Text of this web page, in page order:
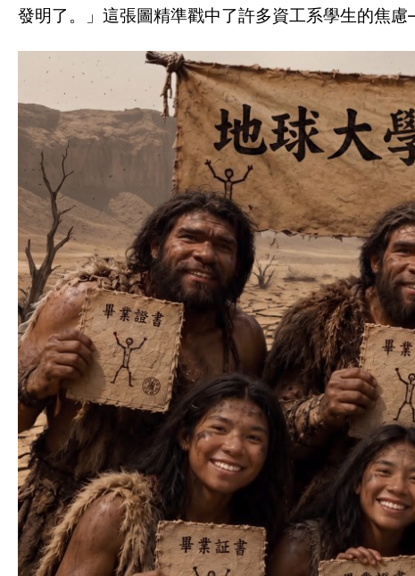
發明了。」這張圖精準戳中了許多資工系學生的焦